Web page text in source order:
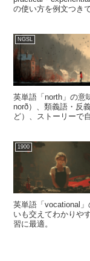
の使い方を例文つき
NGSL
英単語「north」の意
norð）、類義語・反
ど）、ストーリーで
1900
英単語「vocational
いも交えてわかりや
習に最適。